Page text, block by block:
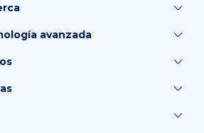
avanzada